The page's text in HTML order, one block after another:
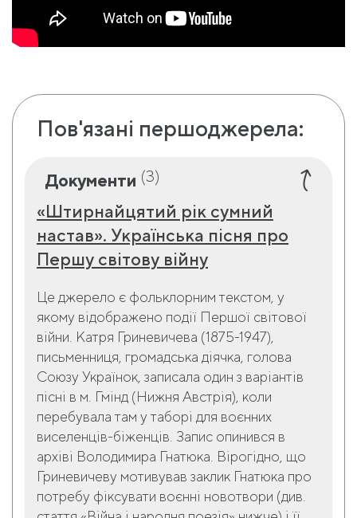
Пов'язані першоджерела:
Документи (3)
«Штирнайцятий рік сумний
настав». Українська пісня про
Першу світову війну
Це джерело є фольклорним текстом, у
якому відображено події Першої світової
війни. Катря Гриневичева (1875-1947),
письменниця, громадська діячка, голова
Союзу Українок, записала один з варіантів
пісні в м. Гмінд (Нижня Австрія), коли
перебувала там у таборі для воєнних
виселенців-біженців. Запис опинився в
архіві Володимира Гнатюка. Вірогідно, що
Гриневичеву мотивував заклик Гнатюка про
потребу фіксувати воєнні новотвори (див.